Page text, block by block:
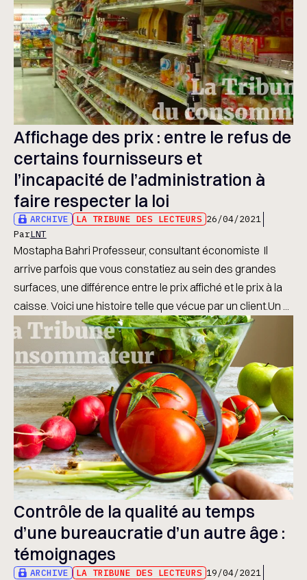
Affichage des prix : entre le refus de
certains fournisseurs et
l’incapacité de l’administration à
faire respecter la loi
ARCHIVE LA TRIBUNE DES LECTEURS 26/04/2021
ParLNT
Mostapha Bahri Professeur, consultant économiste Il
arrive parfois que vous constatiez au sein des grandes
surfaces, une différence entre le prix affiché et le prix à la
caisse. Voici une histoire telle que vécue par un client.Un ...
Contrôle de la qualité au temps
d’une bureaucratie d’un autre âge :
témoignages
ARCHIVE LA TRIBUNE DES LECTEURS 19/04/2021